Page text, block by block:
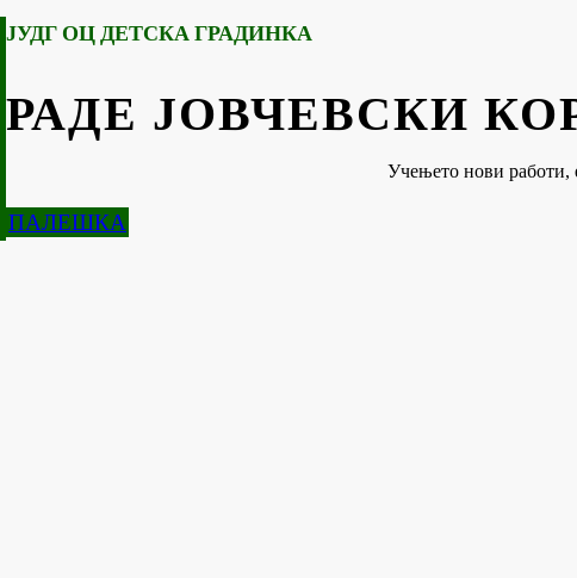
ЈУДГ ОЦ ДЕТСКА ГРАДИНКА
РАДЕ ЈОВЧЕВСКИ
Учењето нови работи,
ПАЛЕШКА